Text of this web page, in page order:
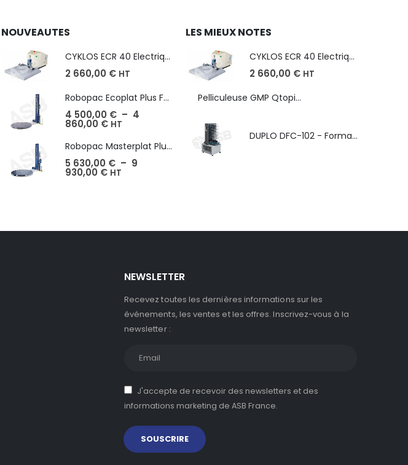
NOUVEAUTES
CYKLOS ECR 40 Electrique - Format A3, plusieurs unités coupe
2 660,00 € HT
Robopac Ecoplat Plus FR/FRD, frein à tension mécanique
4 500,00 € – 4
860,00 € HT
Robopac Masterplat Plus - FRD/PGS, ?conomie et performance
5 630,00 € – 9
930,00 € HT
LES MIEUX NOTES
CYKLOS ECR 40 Electrique - Format A3, plusieurs unités coupe
2 660,00 € HT
Pelliculeuse GMP Qtopic 380 d'occasion
DUPLO DFC-102 - Format max. SRA3 - épaisseur de 50 à 130g/m
NEWSLETTER
Recevez toutes les dernières informations sur les
événements, les ventes et les offres. Inscrivez-vous à la
newsletter :
J'accepte de recevoir des newsletters et des
informations marketing de ASB France.